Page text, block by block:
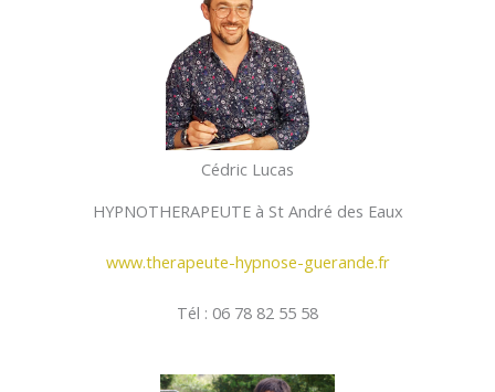
Cédric Lucas
HYPNOTHERAPEUTE à St André des Eaux
www.therapeute-hypnose-guerande.fr
Tél : 06 78 82 55 58